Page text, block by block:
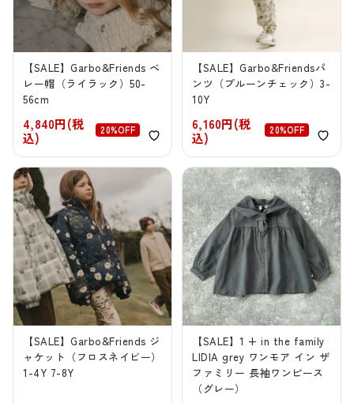
【SALE】Garbo&Friends ベ
レー帽（ライラック）50-
56cm
4,840円(税
込)
20%OFF
【SALE】Garbo&Friendsパ
ンツ（プルーンチェック）3-
10Y
6,160円(税
込)
20%OFF
【SALE】Garbo&Friends ジ
ャケット（フロスネイビー）
1-4Y 7-8Y
【SALE】1 + in the family
LIDIA grey ワンモア イン ザ
ファミリー 長袖ワンピース
（グレー）